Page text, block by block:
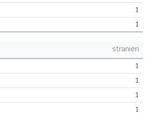
1
1
stranieri
1
1
1
1